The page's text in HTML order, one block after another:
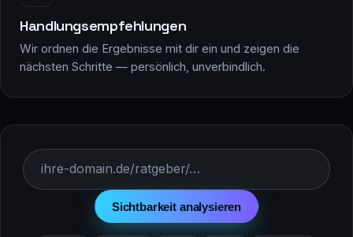
Handlungsempfehlungen
Wir ordnen die Ergebnisse mit dir ein und zeigen die
nächsten Schritte — persönlich, unverbindlich.
Sichtbarkeit analysieren